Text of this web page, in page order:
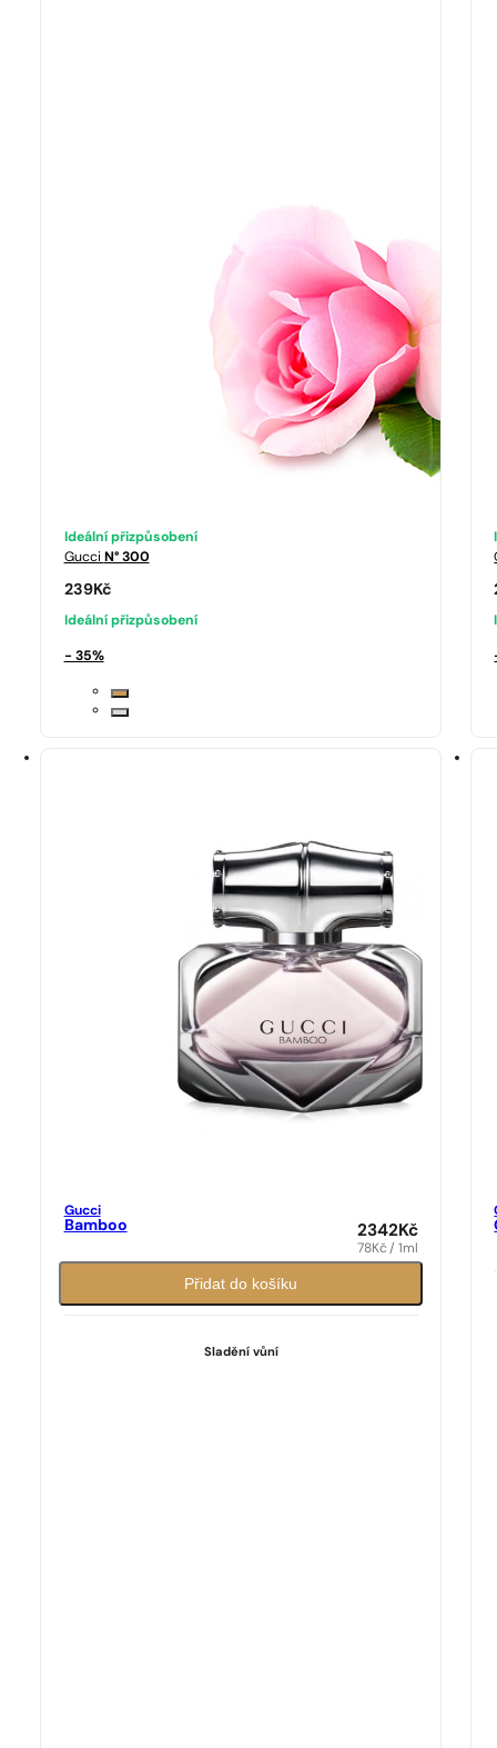
Ideální přizpůsobení
Gucci N° 300
239Kč
Ideální přizpůsobení
- 35%
Gucci
Bamboo 2342Kč
78Kč / 1ml
Přidat do košíku
Sladění vůní